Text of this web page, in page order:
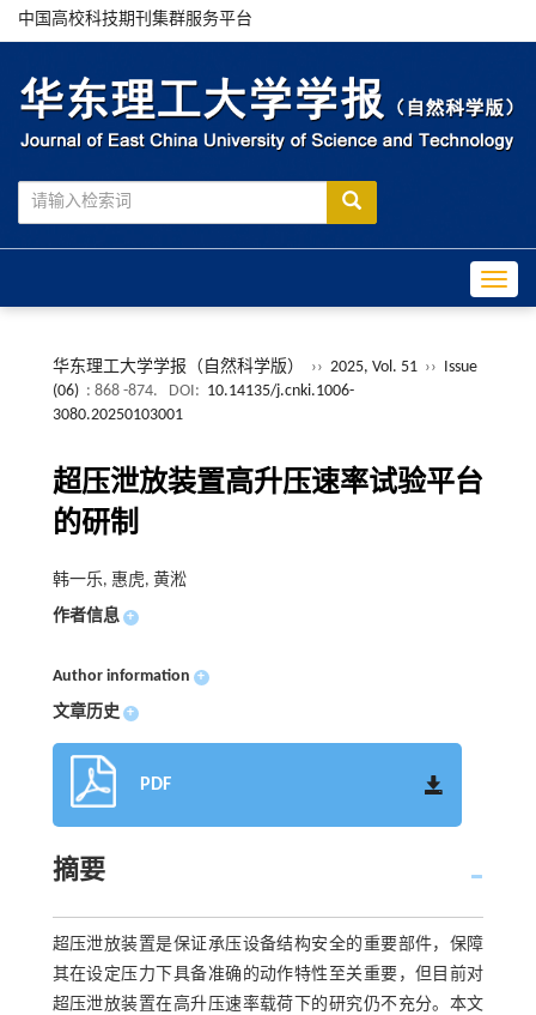
中国高校科技期刊集群服务平台
华东理工大学学报（自然科学版） ›› 2025, Vol. 51 ›› Issue
(06) : 868 -874. DOI: 10.14135/j.cnki.1006-
3080.20250103001
超压泄放装置高升压速率试验平台
的研制
韩一乐, 惠虎, 黄淞
作者信息 +
Author information +
文章历史 +
PDF
摘要
超压泄放装置是保证承压设备结构安全的重要部件，保障
其在设定压力下具备准确的动作特性至关重要，但目前对
超压泄放装置在高升压速率载荷下的研究仍不充分。本文